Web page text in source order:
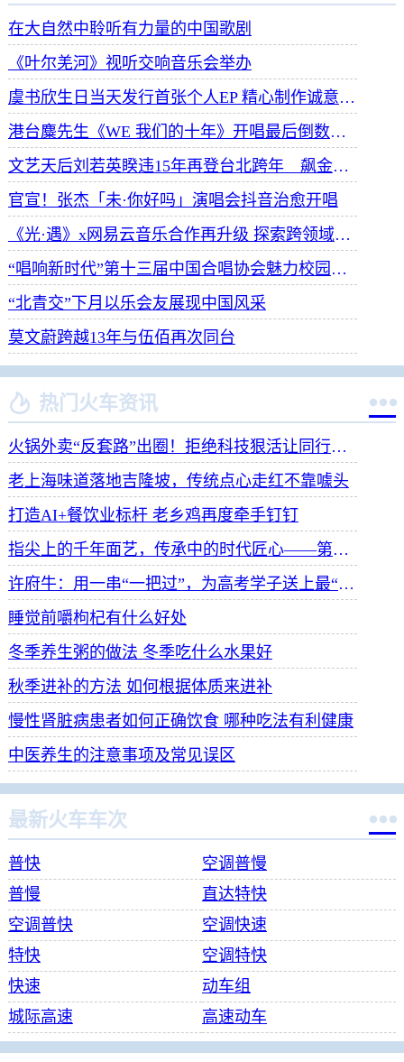
在大自然中聆听有力量的中国歌剧
《叶尔羌河》视听交响音乐会举办
虞书欣生日当天发行首张个人EP 精心制作诚意满满
港台麋先生《WE 我们的十年》开唱最后倒数 惊喜释出10周年纪念单曲宠粉
文艺天后刘若英睽违15年再登台北跨年 飙金嗓演唱经典招牌歌掀回忆杀
官宣！张杰「未·你好吗」演唱会抖音治愈开唱
《光·遇》x网易云音乐合作再升级 探索跨领域社交新体验
“唱响新时代”第十三届中国合唱协会魅力校园合唱展演开幕
“北青交”下月以乐会友展现中国风采
莫文蔚跨越13年与伍佰再次同台
 热门火车资讯 
火锅外卖“反套路”出圈！拒绝科技狠活让同行颤抖
老上海味道落地吉隆坡，传统点心走红不靠噱头
打造AI+餐饮业标杆 老乡鸡再度牵手钉钉
指尖上的千年面艺，传承中的时代匠心——第八届“安琪酵母杯”中华发酵面食大赛武汉赛区开赛
许府牛：用一串“一把过”，为高考学子送上最“牛”祝福
睡觉前嚼枸杞有什么好处
冬季养生粥的做法 冬季吃什么水果好
秋季进补的方法 如何根据体质来进补
慢性肾脏病患者如何正确饮食 哪种吃法有利健康
中医养生的注意事项及常见误区
最新火车车次 
普快
空调普慢
普慢
直达特快
空调普快
空调快速
特快
空调特快
快速
动车组
城际高速
高速动车